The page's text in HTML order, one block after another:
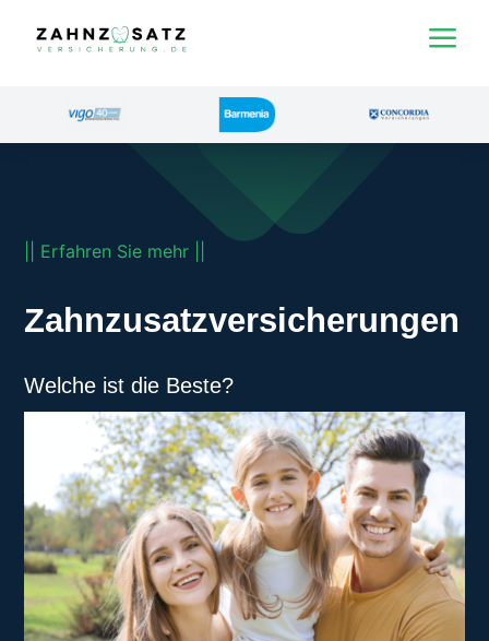
a
Zahnzusatzversicherungen
|| Erfahren Sie mehr ||
Welche ist die Beste?